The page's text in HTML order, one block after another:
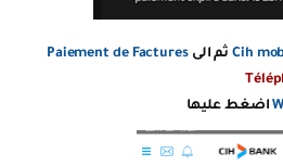
ثم الىPaiement de Factures
اضغط عليها